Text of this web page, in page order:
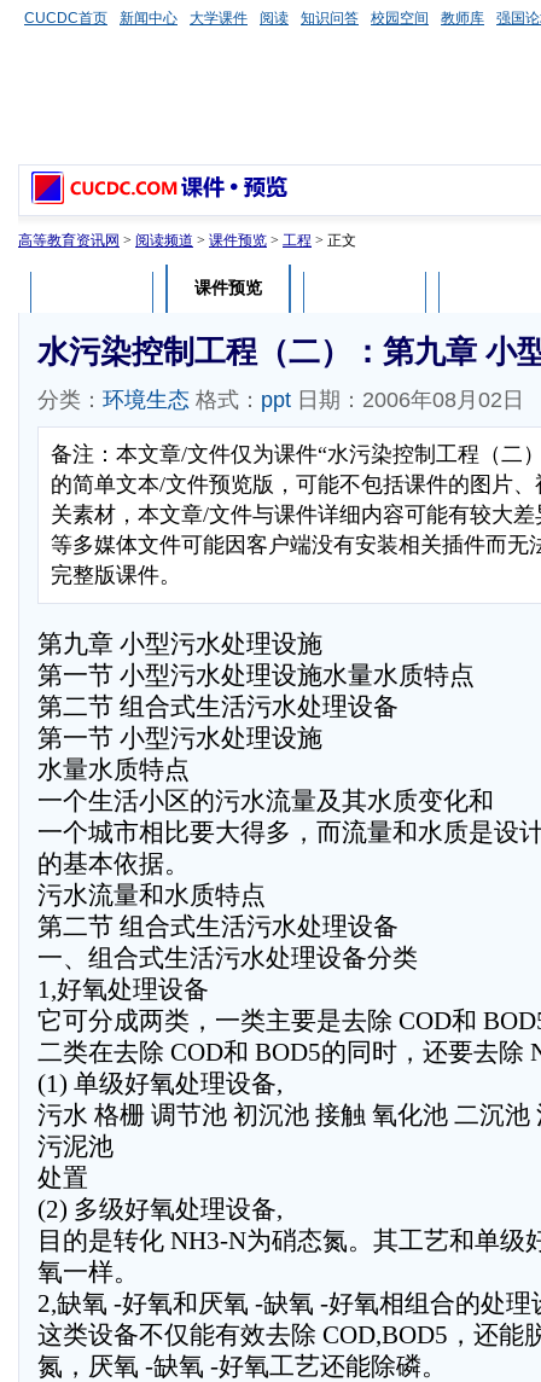
CUCDC首页 新闻中心 大学课件 阅读 知识问答 校园空间 教师库 强国
高等教育资讯网 > 阅读频道 > 课件预览 > 工程 > 正文
课件预览
水污染控制工程（二）：第九章 小
分类： 环境生态 格式： ppt 日期：2006年08月02日
备注：本文章/文件仅为课件“水污染控制工程（二
的简单文本/文件预览版，可能不包括课件的图片
关素材，本文章/文件与课件详细内容可能有较大
等多媒体文件可能因客户端没有安装相关插件而无
完整版课件。
第九章 小型污水处理设施
第一节 小型污水处理设施水量水质特点
第二节 组合式生活污水处理设备
第一节 小型污水处理设施
水量水质特点
一个生活小区的污水流量及其水质变化和
一个城市相比要大得多，而流量和水质是设
的基本依据。
污水流量和水质特点
第二节 组合式生活污水处理设备
一、组合式生活污水处理设备分类
1,好氧处理设备
它可分成两类，一类主要是去除 COD和
二类在去除 COD和 BOD5的同时，还要去除
(1) 单级好氧处理设备,
污水 格栅 调节池 初沉池 接触 氧化池 二沉池
污泥池
处置
(2) 多级好氧处理设备,
目的是转化 NH3-N为硝态氮。其工艺和单级
氧一样。
2,缺氧 -好氧和厌氧 -缺氧 -好氧相组合的处理
这类设备不仅能有效去除 COD,BOD5，还能
氮，厌氧 -缺氧 -好氧工艺还能除磷。